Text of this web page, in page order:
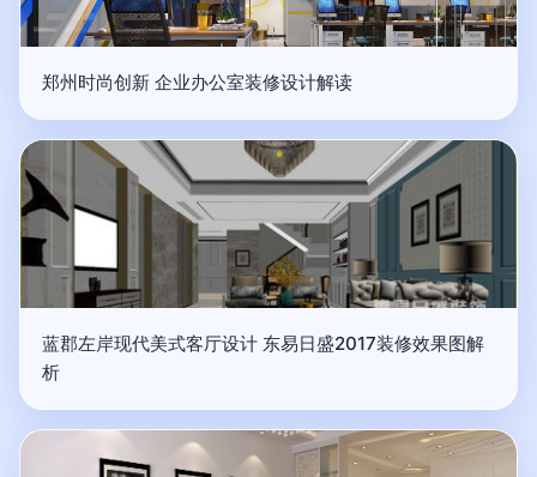
郑州时尚创新 企业办公室装修设计解读
蓝郡左岸现代美式客厅设计 东易日盛2017装修效果图解
析